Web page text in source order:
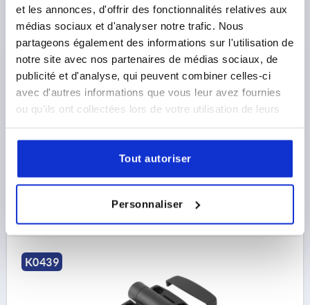
et les annonces, d'offrir des fonctionnalités relatives aux
médias sociaux et d'analyser notre trafic. Nous
partageons également des informations sur l'utilisation de
notre site avec nos partenaires de médias sociaux, de
publicité et d'analyse, qui peuvent combiner celles-ci
avec d'autres informations que vous leur avez fournies
ou qu'ils ont collectées lors de votre utilisation de leurs
Tout autoriser
Personnaliser
CHARNIÈRE AVEC FONCTION DE VERR. 73,5X56,
THERMOPLASTIQUE NOIR, COMP:ACIER INOX.,
A1=22,75, A2=22,75, A3=36,75, A4=36,75
LONGUEUR=73,5
ENTRAXE DES ALÉSAGES À GAUC=22,75
ENTRAXE DES ALÉSAGES DROITE=22,75
LONGUEUR DE LAME GAUCHE=36,75
K0439.56232300
K0439